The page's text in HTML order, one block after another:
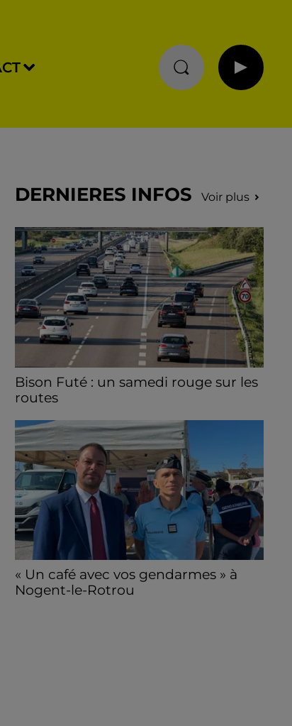
DERNIERES INFOS Voir plus
Bison Futé : un samedi rouge sur les
routes
de l'été, avec des départs aussi importants
que les retours.
« Un café avec vos gendarmes » à
Nogent-le-Rotrou